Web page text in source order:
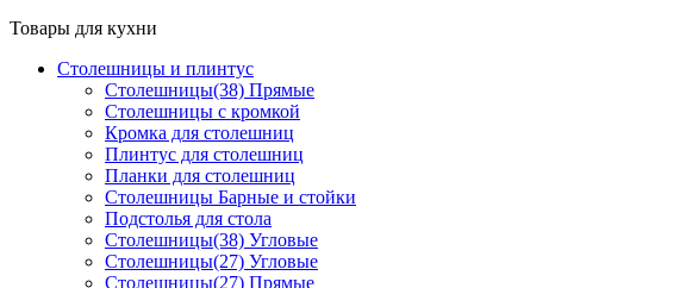
Товары для кухни
Столешницы и плинтус
Столешницы(38) Прямые
Столешницы с кромкой
Кромка для столешниц
Плинтус для столешниц
Планки для столешниц
Столешницы Барные и стойки
Подстолья для стола
Столешницы(38) Угловые
Столешницы(27) Угловые
Столешницы(27) Прямые